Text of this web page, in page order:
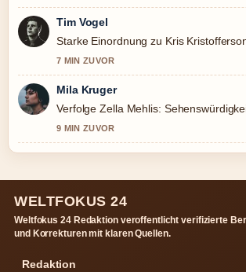
Tim Vogel
Starke Einordnung zu Kris
7 MIN ZUVOR
Mila Kruger
Verfolge Zella Mehlis:
9 MIN ZUVOR
WELTFOKUS 24
Weltfokus 24 Redaktion veroffentlicht verifizierte
und Korrekturen mit klaren Quellen.
Redaktion